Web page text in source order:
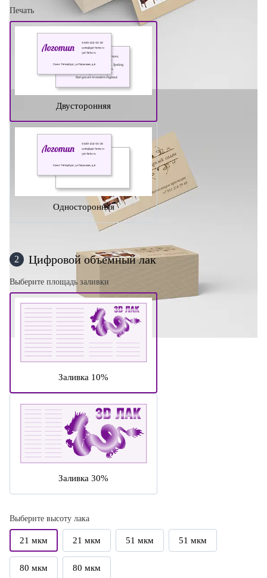
Печать
Двусторонняя
Односторонняя
2 Цифровой объемный лак
Выберите площадь заливки
Заливка 10%
Заливка 30%
Выберите высоту лака
21 мкм 21 мкм 51 мкм 51 мкм
80 мкм 80 мкм